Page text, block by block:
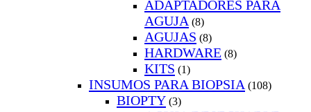
ADAPTADORES PARA
AGUJA (8)
AGUJAS (8)
HARDWARE (8)
KITS (1)
INSUMOS PARA BIOPSIA (108)
BIOPTY (3)